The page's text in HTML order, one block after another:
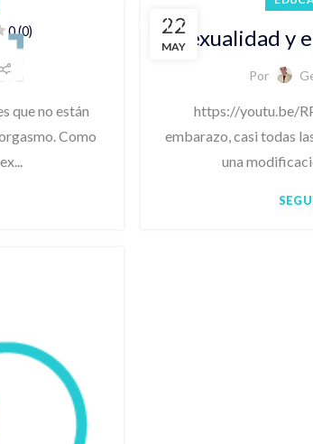
Eje Cafetero
0 (0)
que no están
Como
22
MAYSexualidad y
Por
https://youtu.be/
embarazo, casi todas
una